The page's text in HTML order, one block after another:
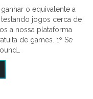
o equivalente a
jogos cerca de
a nossa plataforma
de games. 1º Se